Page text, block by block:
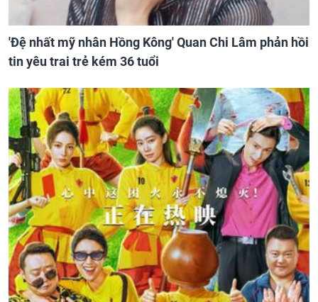
'Đệ nhất mỹ nhân Hồng Kông' Quan Chi Lâm phản hồi
tin yêu trai trẻ kém 36 tuổi